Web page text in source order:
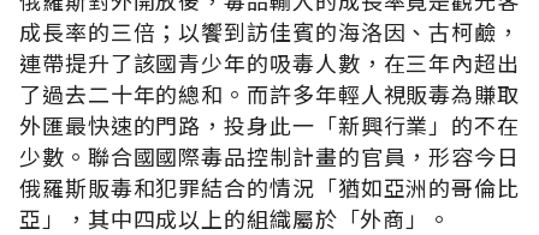
成長率的三倍；以饗到訪佳賓的海洛因、古柯鹼，
連帶提升了該國青少年的吸毒人數，在三年內超出
了過去二十年的總和。而許多年輕人視販毒為賺取
外匯最快速的門路，投身此一「新興行業」的不在
少數。聯合國國際毒品控制計畫的官員，形容今日
俄羅斯販毒和犯罪結合的情況「猶如亞洲的哥倫比
亞」，其中四成以上的組織屬於「外商」。